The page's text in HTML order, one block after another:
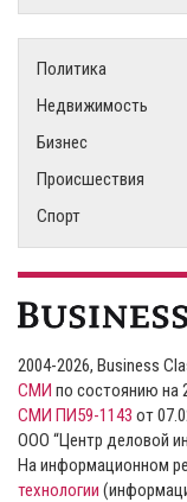
Политика
Недвижимость
Бизнес
Происшествия
Спорт
2004-2026, Business
СМИ по состоянию на
СМИ ПИ59-1143 от
ООО “Центр деловой
На информационном
технологии